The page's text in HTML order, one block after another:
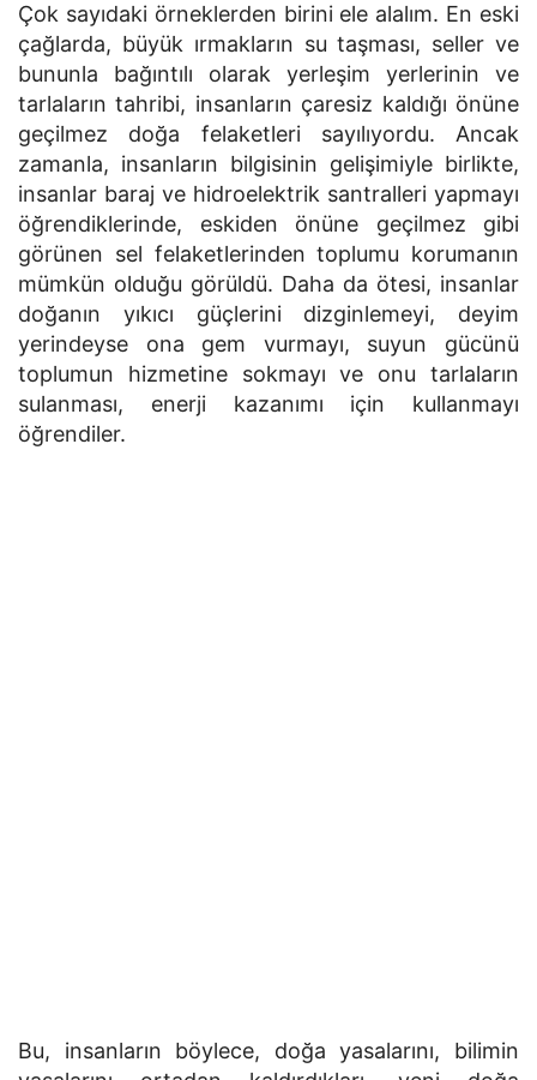
Çok sayıdaki örneklerden birini ele alalım. En eski
çağlarda, büyük ırmakların su taşması, seller ve
bununla bağıntılı olarak yerleşim yerlerinin ve
tarlaların tahribi, insanların çaresiz kaldığı önüne
geçilmez doğa felaketleri sayılıyordu. Ancak
zamanla, insanların bilgisinin gelişimiyle birlikte,
insanlar baraj ve hidroelektrik santralleri yapmayı
öğrendiklerinde, eskiden önüne geçilmez gibi
görünen sel felaketlerinden toplumu korumanın
mümkün olduğu görüldü. Daha da ötesi, insanlar
doğanın yıkıcı güçlerini dizginlemeyi, deyim
yerindeyse ona gem vurmayı, suyun gücünü
toplumun hizmetine sokmayı ve onu tarlaların
sulanması, enerji kazanımı için kullanmayı
öğrendiler.
Bu, insanların böylece, doğa yasalarını, bilimin